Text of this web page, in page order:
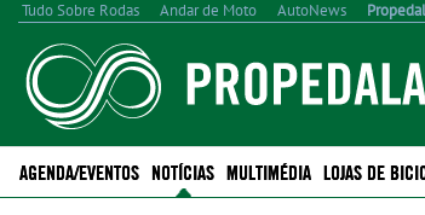
Tudo Sobre Rodas Andar de Moto AutoNews
AGENDA/EVENTOS NOTÍCIAS MULTIMÉDIA LOJAS DE